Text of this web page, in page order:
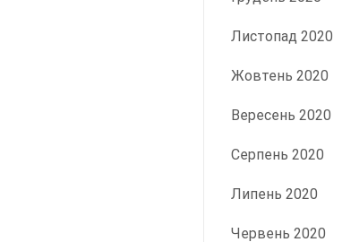
Листопад 2020
Жовтень 2020
Вересень 2020
Серпень 2020
Липень 2020
Червень 2020